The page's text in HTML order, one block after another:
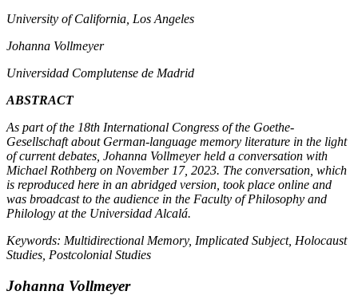
University of California, Los Angeles
Johanna Vollmeyer
Universidad Complutense de Madrid
ABSTRACT
As part of the 18th International Congress of the Goethe-
Gesellschaft about German-language memory literature in the light
of current debates, Johanna Vollmeyer held a conversation with
Michael Rothberg on November 17, 2023. The conversation, which
is reproduced here in an abridged version, took place online and
was broadcast to the audience in the Faculty of Philosophy and
Philology at the Universidad Alcalá.
Keywords: Multidirectional Memory, Implicated Subject, Holocaust
Studies, Postcolonial Studies
Johanna Vollmeyer